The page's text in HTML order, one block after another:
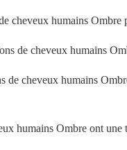
cheveux humains
de cheveux humains
de cheveux humains
humains Ombre ont une